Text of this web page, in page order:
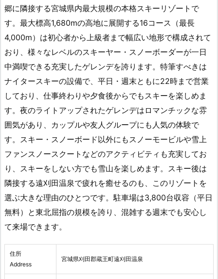
郷に隣接する宮城県内最大規模の本格スキーリゾートで
す。最大標高1,680mの高地に展開する16コース（最長
4,000m）は初心者から上級者まで幅広い地形で構成されて
おり、様々なレベルのスキーヤー・スノーボーダーが一日
中満喫できる充実したゲレンデを誇ります。特筆すべきは
ナイタースキーの設備で、平日・週末ともに22時まで営業
しており、仕事終わりや夕食後からでもスキーを楽しめま
す。夜のライトアップされたゲレンデはロマンチックな雰
囲気があり、カップルや友人グループにも人気の体験で
す。スキー・スノーボード以外にもスノーモービルや雪上
ファンスノースクートなどのアクティビティも充実してお
り、スキーをしない方でも雪山を楽しめます。スキー後は
隣接する遠刈田温泉で疲れを癒せるのも、このリゾートを
選ぶ大きな理由のひとつです。駐車場は3,800台収容（平日
無料）と東北屈指の規模を誇り、混雑する週末でも安心し
て来場できます。
住所
Address
宮城県刈田郡蔵王町遠刈田温泉